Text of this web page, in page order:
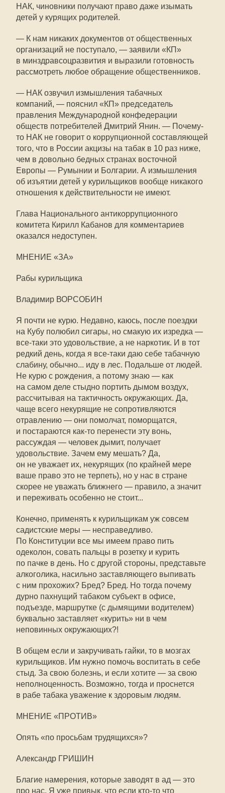
НАК, чиновники получают право даже изымать
детей у курящих родителей.
— К нам никаких документов от общественных
организаций не поступало, — заявили «КП»
в минздравсоцразвития и выразили готовность
рассмотреть любое обращение общественников.
— НАК озвучил измышления табачных
компаний, — пояснил «КП» председатель
правления Международной конфедерации
обществ потребителей Дмитрий Янин. — Почему-
то НАК не говорит о коррупционной составляющей
того, что в России акцизы на табак в 10 раз ниже,
чем в довольно бедных странах восточной
Европы — Румынии и Болгарии. А измышления
об изъятии детей у курильщиков вообще никакого
отношения к действительности не имеют.
Глава Национального антикоррупционного
комитета Кирилл Кабанов для комментариев
оказался недоступен.
МНЕНИЕ «ЗА»
Рабы курильщика
Владимир ВОРСОБИН
Я почти не курю. Недавно, каюсь, после поездки
на Кубу полюбил сигары, но смакую их изредка —
все-таки это удовольствие, а не наркотик. И в тот
редкий день, когда я все-таки даю себе табачную
слабину, обычно... иду в лес. Подальше от людей.
Не курю с рождения, а потому знаю — как
на самом деле стыдно портить дымом воздух,
рассчитывая на тактичность окружающих. Да,
чаще всего некурящие не сопротивляются
отравлению — они помолчат, поморщатся,
и постараются как-то перенести эту вонь,
рассуждая — человек дымит, получает
удовольствие. Зачем ему мешать? Да,
он не уважает их, некурящих (по крайней мере
ваше право это не терпеть), но у нас в стране
скорее не уважать ближнего — правило, а значит
и переживать особенно не стоит...
Конечно, применять к курильщикам уж совсем
садистские меры — несправедливо.
По Конституции все мы имеем право пить
одеколон, совать пальцы в розетку и курить
по пачке в день. Но с другой стороны, представьте
алкоголика, насильно заставляющего выпивать
с ним прохожих? Бред? Бред. Но тогда почему
дурно пахнущий табаком субъект в офисе,
подъезде, маршрутке (с дымящими водителем)
буквально заставляет «курить» ни в чем
неповинных окружающих?!
В общем если и закручивать гайки, то в мозгах
курильщиков. Им нужно помочь воспитать в себе
стыд. За свою болезнь, и если хотите — за свою
неполноценность. Возможно, тогда и проснется
в рабе табака уважение к здоровым людям.
МНЕНИЕ «ПРОТИВ»
Опять «по просьбам трудящихся»?
Александр ГРИШИН
Благие намерения, которые заводят в ад — это
про нас. Я уже привык, что если кто-то что